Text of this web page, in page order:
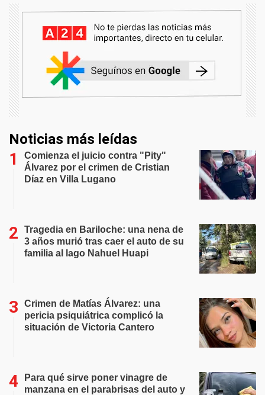
Noticias más leídas
Comienza el juicio contra "Pity"
Álvarez por el crimen de Cristian
Díaz en Villa Lugano
Tragedia en Bariloche: una nena de
3 años murió tras caer el auto de su
familia al lago Nahuel Huapi
Crimen de Matías Álvarez: una
pericia psiquiátrica complicó la
situación de Victoria Cantero
Para qué sirve poner vinagre de
manzana en el parabrisas del auto y